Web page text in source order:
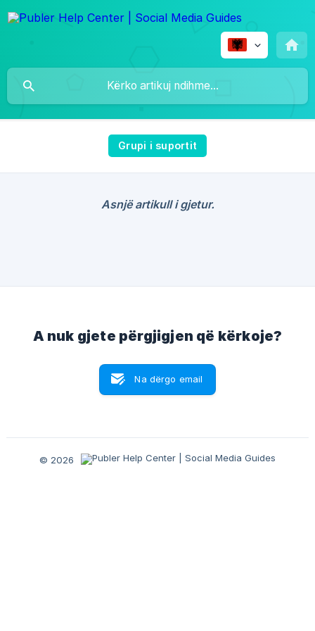
Grupi i suportit
Asnjë artikull i gjetur.
A nuk gjete përgjigjen që kërkoje?
Na dërgo email
© 2026